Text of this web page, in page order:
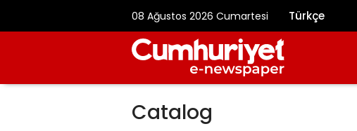
08 Ağustos 2026 Cumartesi Türkçe
Catalog